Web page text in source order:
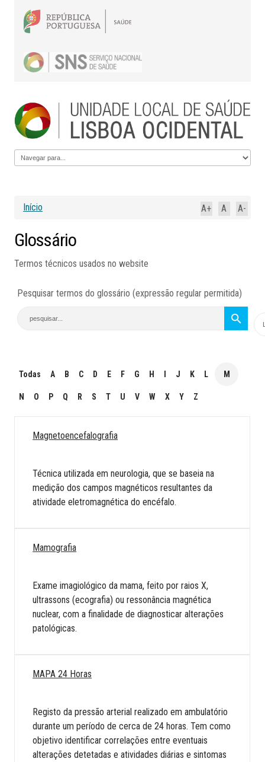
A-
A
A+
Início
Glossário
Termos técnicos usados no website
Pesquisar termos do glossário (expressão regular permitida)
Todas A B C D E F G H J K L M
N O P Q R S T U V W X Y Z
Magnetoencefalografia
Técnica utilizada em neurologia, que se baseia na
medição dos campos magnéticos resultantes da
atividade eletromagnética do encéfalo.
Mamografia
Exame imagiológico da mama, feito por raios X,
ultrassons (ecografia) ou ressonância magnética
nuclear, com a finalidade de diagnosticar alterações
patológicas.
MAPA 24 Horas
Registo da pressão arterial realizado em ambulatório
durante um período de cerca de 24 horas. Tem como
objetivo identificar correlações entre eventuais
alterações detetadas e atividades diárias e sintomas